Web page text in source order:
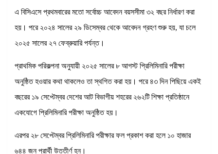
এ বিসিএসে প্রথমবারের মতো সর্বোচ্চ আবেদন বয়সসীমা ৩২ বছর নির্ধারণ করা
হয়। পরে ২০২৪ সালের ২৯ ডিসেম্বর থেকে আবেদন গ্রহণ শুরু হয়, যা চলে
২০২৫ সালের ২৭ ফেব্রুয়ারি পর্যন্ত।
প্রাথমিক পরিকল্পনা অনুযায়ী ২০২৫ সালের ৮ আগস্ট প্রিলিমিনারি পরীক্ষা
অনুষ্ঠিত হওয়ার কথা থাকলেও তা স্থগিত করা হয়। পরে ৪৩ দিন পিছিয়ে একই
বছরের ১৯ সেপ্টেম্বর দেশের আট বিভাগীয় শহরের ২৬২টি শিক্ষা প্রতিষ্ঠানে
একযোগে প্রিলিমিনারি পরীক্ষা অনুষ্ঠিত হয়।
এরপর ২৮ সেপ্টেম্বর প্রিলিমিনারি পরীক্ষার ফল প্রকাশ করা হলে ১০ হাজার
৬৪৪ জন প্রার্থী উত্তীর্ণ হন।